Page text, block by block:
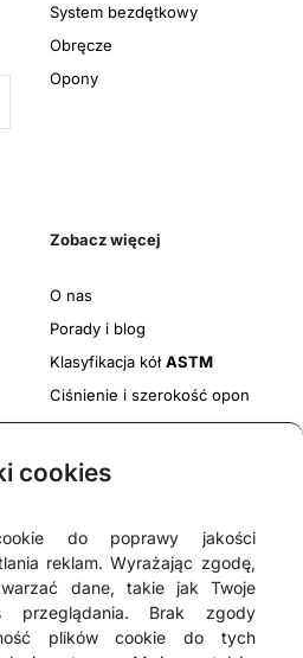
cookies
do poprawy jakości
reklam. Wyrażając zgodę,
dane, takie jak Twoje
przeglądania. Brak zgody
plików cookie do tych
System bezdętkowy
Obręcze
Opony
Zobacz więcej
O nas
Porady i blog
Klasyfikacja kółASTM
Ciśnienie i szerokość opon
Regulamin witryny
na podstawie75 opinii Google